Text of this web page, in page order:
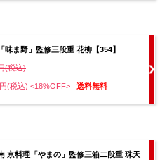
味ま野」監修三段重 花柳【354】
(税込)
(税込) <18%OFF> 送料無料
京料理「やまの」監修三箱二段重 珠天